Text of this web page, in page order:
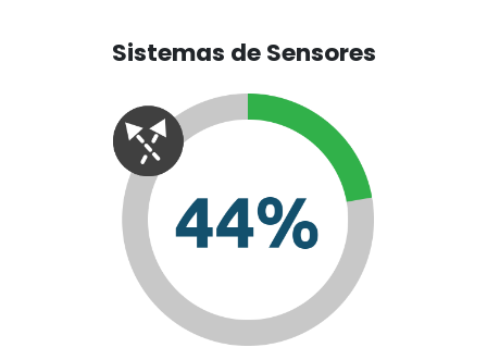
Sistemas de Sensores